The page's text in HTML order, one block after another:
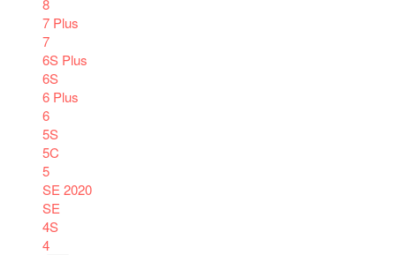
7 Plus
7
6S Plus
6S
6 Plus
6
5S
5C
5
SE 2020
SE
4S
4